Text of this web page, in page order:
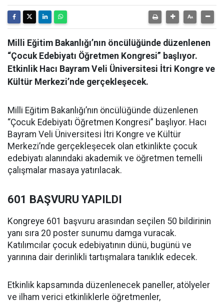
Milli Eğitim Bakanlığı’nın öncülüğünde düzenlenen
“Çocuk Edebiyatı Öğretmen Kongresi” başlıyor.
Etkinlik Hacı Bayram Veli Üniversitesi İtri Kongre ve
Kültür Merkezi’nde gerçekleşecek.
Milli Eğitim Bakanlığı’nın öncülüğünde düzenlenen
“Çocuk Edebiyatı Öğretmen Kongresi” başlıyor. Hacı
Bayram Veli Üniversitesi İtri Kongre ve Kültür
Merkezi’nde gerçekleşecek olan etkinlikte çocuk
edebiyatı alanındaki akademik ve öğretmen temelli
çalışmalar masaya yatırılacak.
601 BAŞVURU YAPILDI
Kongreye 601 başvuru arasından seçilen 50 bildirinin
yanı sıra 20 poster sunumu damga vuracak.
Katılımcılar çocuk edebiyatının dünü, bugünü ve
yarınına dair derinlikli tartışmalara tanıklık edecek.
Etkinlik kapsamında düzenlenecek paneller, atölyeler
ve ilham verici etkinliklerle öğretmenler,